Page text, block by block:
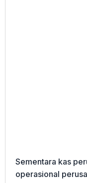
Sementara kas
operasional